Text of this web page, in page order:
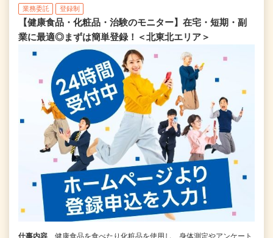
業務委託 登録制
【健康食品・化粧品・治験のモニター】在宅・短期・副
業に最適◎まずは簡単登録！＜北東北エリア＞